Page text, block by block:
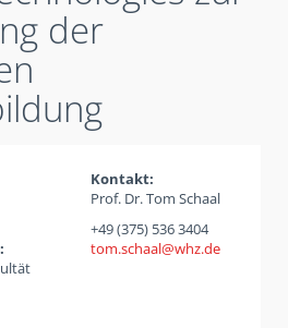
der
Kontakt:
Prof. Dr. Tom Schaal
+49 (375) 536 3404
tom.schaal
whzde